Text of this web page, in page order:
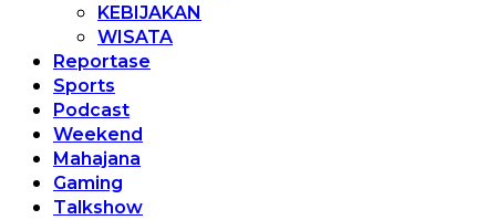
KEBIJAKAN
WISATA
Reportase
Sports
Podcast
Weekend
Mahajana
Gaming
Talkshow